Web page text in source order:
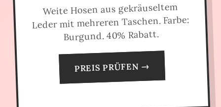
Weite Hosen aus gekräuseltem
Leder mit mehreren Taschen. Farbe:
Burgund. 40% Rabatt.
PREIS PRÜFEN →